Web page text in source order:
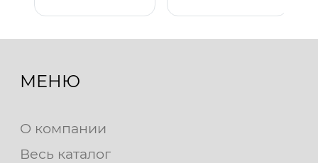
МЕНЮ
О компании
Весь каталог